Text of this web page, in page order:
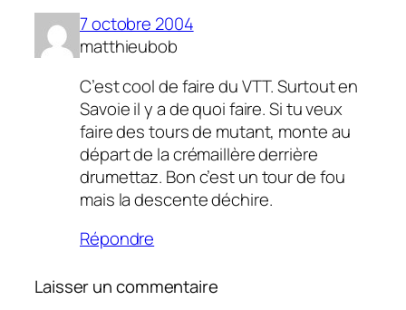
7 octobre 2004
matthieubob
C’est cool de faire du VTT. Surtout en
Savoie il y a de quoi faire. Si tu veux
faire des tours de mutant, monte au
départ de la crémaillère derrière
drumettaz. Bon c’est un tour de fou
mais la descente déchire.
Répondre
Laisser un commentaire